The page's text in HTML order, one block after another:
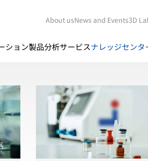
About usNews and Events3D
ション製品分析サービスナレッジセンタ